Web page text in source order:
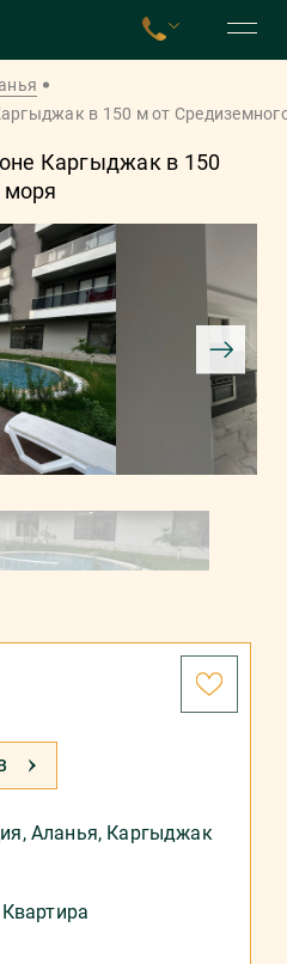
в 150 м от
Каргыджак в 150
моря
, Аланья, Каргыджак
Квартира